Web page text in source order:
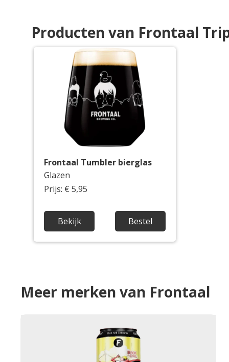
Producten van Frontaal
Frontaal Tumbler bierglas
Glazen
Prijs: € 5,95
Bekijk Bestel
Meer merken van Frontaal